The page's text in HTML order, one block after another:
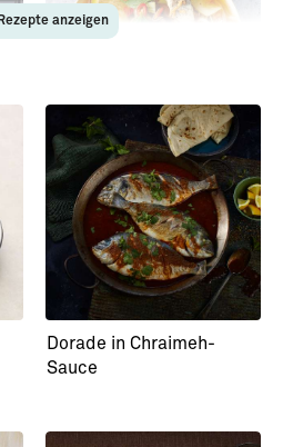
Spicy Pho-relle
anzeigen
Dorade in Chraimeh-
Sauce